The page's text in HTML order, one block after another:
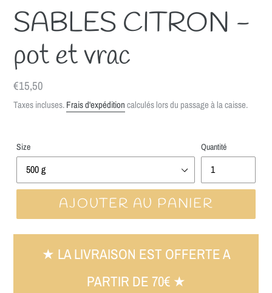
SABLES CITRON -
pot et vrac
Prix
normal
€15,50
Taxes incluses.Frais d'expéditioncalculés lors du passage à la caisse.
Size Quantité
AJOUTER AU PANIER
★ LA LIVRAISON EST OFFERTE A
PARTIR DE 70€ ★